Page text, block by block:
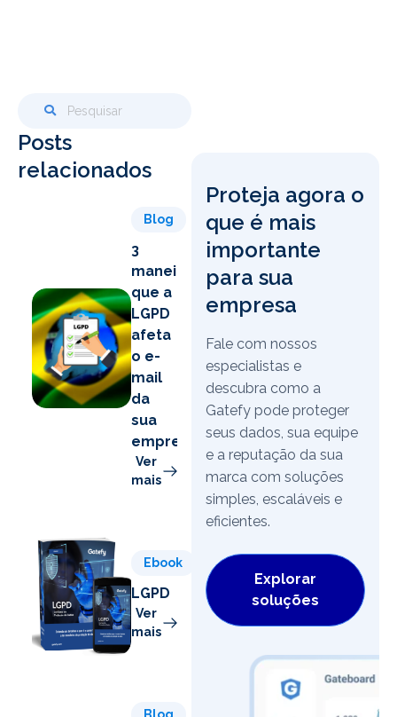
Posts
relacionados
Blog
3
maneiras
que a
LGPD
afeta
o e-
mail
da
sua
empresa
Ver
mais
Ebook
LGPD
Ver
mais
Proteja agora o
que é mais
importante
para sua
empresa
Fale com nossos
especialistas e
descubra como a
Gatefy pode proteger
seus dados, sua equipe
e a reputação da sua
marca com soluções
simples, escaláveis e
eficientes.
Explorar
soluções